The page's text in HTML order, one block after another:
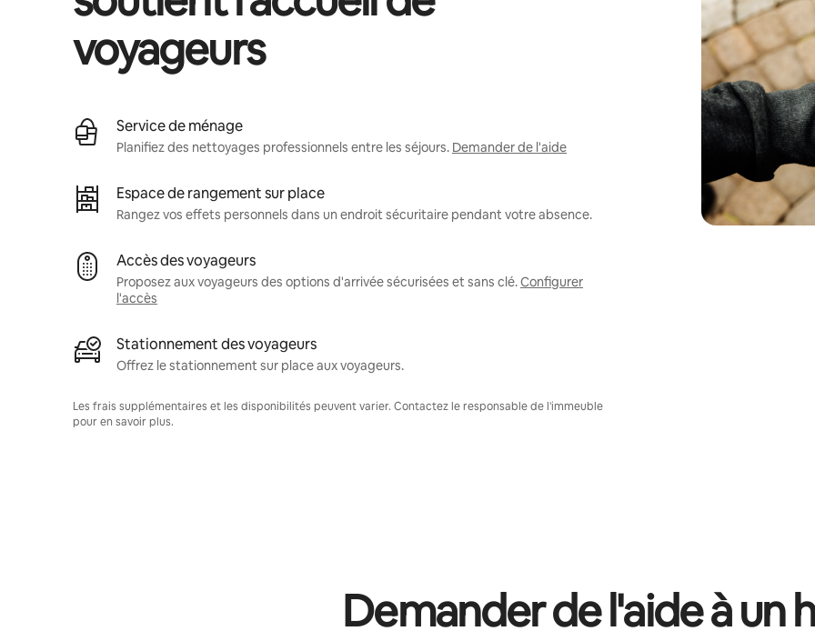
voyageurs
Service de ménage
Planifiez des nettoyages professionnels entre les séjours. Demander de l'aide
Espace de rangement sur place
Rangez vos effets personnels dans un endroit sécuritaire pendant votre absence.
Accès des voyageurs
Proposez aux voyageurs des options d'arrivée sécurisées et sans clé.Configurer
l'accès
Stationnement des voyageurs
Offrez le stationnement sur place aux voyageurs.
Les frais supplémentaires et les disponibilités peuvent varier. Contactez le responsable de l'immeuble
pour en savoir plus.
Demander de l'aide à un